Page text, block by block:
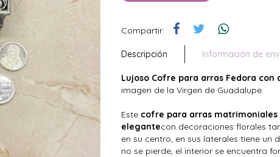
Compartir:
Descripción Información de
Lujoso Cofre para arras Fedora
imagen de la Virgen de Guadalupe.
Este cofre para arras matrimoniales
elegantecon decoraciones florales
en su centro, en sus laterales tiene un
no se pierde, el interior se encuentra